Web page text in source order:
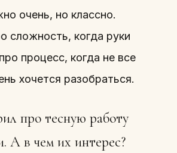
очень, но классно.
сложность, когда руки
процесс, когда не все
хочется разобраться.
про тесную работу
А в чем их интерес?